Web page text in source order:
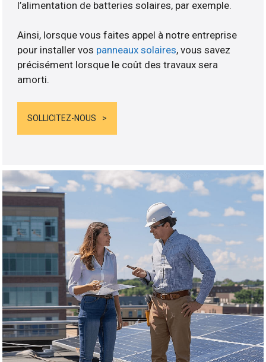
l’alimentation de batteries solaires, par exemple.
Ainsi, lorsque vous faites appel à notre entreprise
pour installer vos panneaux solaires, vous savez
précisément lorsque le coût des travaux sera
amorti.
SOLLICITEZ-NOUS